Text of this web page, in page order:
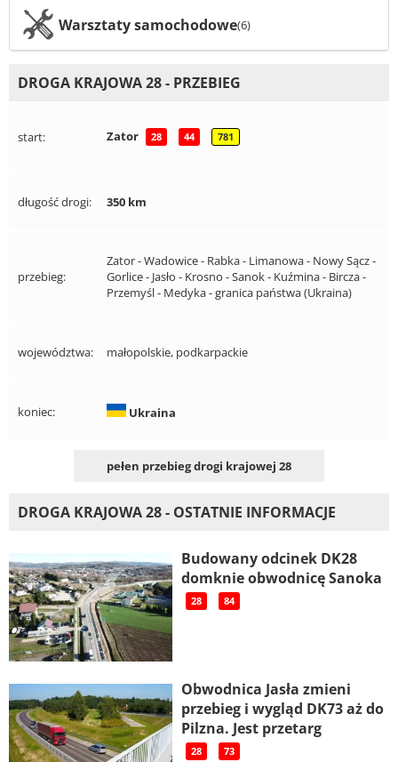
Warsztaty samochodowe(6)
DROGA KRAJOWA 28 - PRZEBIEG
start: Zator 28 44 781
długość drogi: 350 km
przebieg:
Zator - Wadowice - Rabka - Limanowa - Nowy Sącz -
Gorlice - Jasło - Krosno - Sanok - Kuźmina - Bircza -
Przemyśl - Medyka - granica państwa (Ukraina)
województwa: małopolskie, podkarpackie
koniec: Ukraina
pełen przebieg drogi krajowej 28
DROGA KRAJOWA 28 - OSTATNIE INFORMACJE
Budowany odcinek DK28
domknie obwodnicę Sanoka
28 84
Obwodnica Jasła zmieni
przebieg i wygląd DK73 aż do
Pilzna. Jest przetarg
28 73